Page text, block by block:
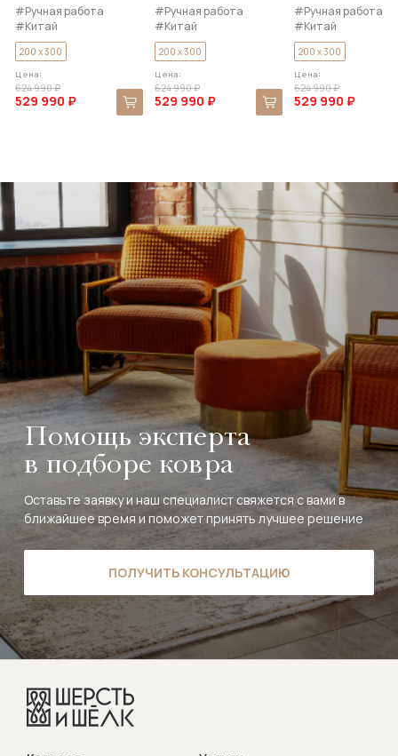
#Ручная работа
#Китай
#Бамбуковый Шёлк
200 x 300
Цена:
624 990 ₽
529 990 ₽
#Ручная работа
#Китай
#Бамбуковый Шёлк
200 x 300
Цена:
624 990 ₽
529 990 ₽
#Ручная работа
#Китай
#Бамбуковый Шёлк
200 x 300
Цена:
624 990 ₽
529 990 ₽
Помощь эксперта
в подборе ковра
Оставьте заявку и наш специалист свяжется с вами в
ближайшее время и поможет принять лучшее решение
ПОЛУЧИТЬ КОНСУЛЬТАЦИЮ